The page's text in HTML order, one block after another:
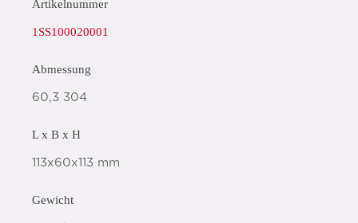
Artikelnummer
1SS100020001
Abmessung
60,3 304
L x B x H
113x60x113 mm
Gewicht